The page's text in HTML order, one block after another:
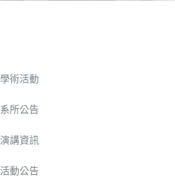
學術活動
系所公告
演講資訊
活動公告